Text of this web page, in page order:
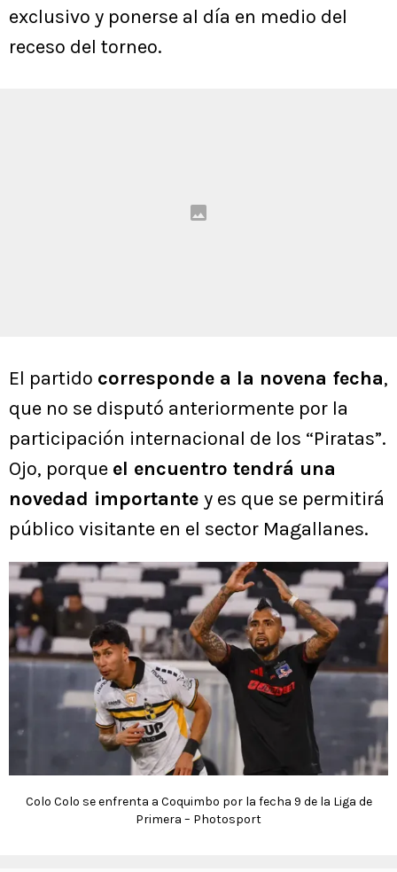
exclusivo y ponerse al día en medio del
receso del torneo.
El partido corresponde a la novena fecha,
que no se disputó anteriormente por la
participación internacional de los “Piratas”.
Ojo, porque el encuentro tendrá una
novedad importante y es que se permitirá
público visitante en el sector Magallanes.
Colo Colo se enfrenta a Coquimbo por la fecha 9 de la Liga de
Primera – Photosport